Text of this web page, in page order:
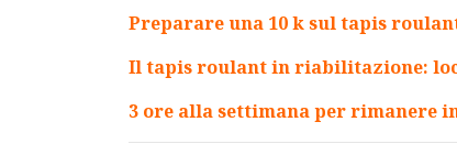
Preparare una 10 k sul tapis
Il tapis roulant in riabilitazione:
3 ore alla settimana per rimanere